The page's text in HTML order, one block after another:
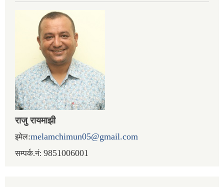
राजु रायमाझी
इमेल:melamchimun05@gmail.com
सम्पर्क.नं: 9851006001